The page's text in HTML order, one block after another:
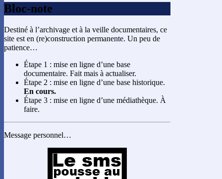
Bloc-note
Destiné à l’archivage et à la veille documentaires, ce
site est en (re)construction permanente. Un peu de
patience…
Étape 1 : mise en ligne d’une base
documentaire. Fait mais à actualiser.
Étape 2 : mise en ligne d’une base historique.
En cours.
Étape 3 : mise en ligne d’une médiathèque. À
faire.
Message personnel…